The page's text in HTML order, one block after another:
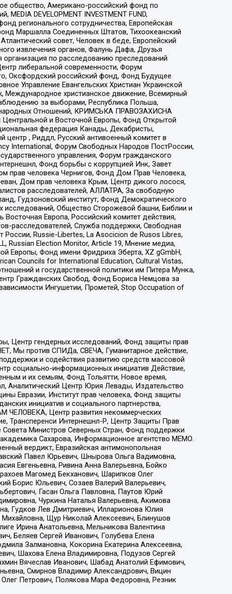
общество, Американо-российский фонд по
DEVELOPMENT INVESTMENT FUND,
регионального сотрудничества, Европейская
Маршалла Соединенных Штатов, Тихоокеанский
совет, Человек в беде, Европейский
извлечения органов, Фалунь Дафа, Друзья
по расследованию преследований
либеральной современности, Форум
Оксфордский российский фонд, Фонд Будущее
Управление Евангельских Христиан Украинской
христианское движение, Всемирный
за выборами, Республика Польша,
Отношений, КРИМСЬКА ПРАВОЗАХИСНА
Центральной и Восточной Европы, Фонд Открытой
федерация Канады, Декабристы,
, Риддл, Русский антивоенный комитет в
International, Форум Свободных Народов ПостРоссии,
управления, Форум гражданского
Фонд борьбы с коррупцией Инк, Завет
прав человека Чернигов, Фонд Дом Прав Человека,
Дом прав человека Крым, Центр дикого лосося,
расследователей, АЛЛАТРА, За свободную
Гудзоновский институт, Фонд Демократического
исследований, Общество Сторожевой башни, Библии и
Европа, Российский комитет действия,
расследователей, Служба поддержки, Свободная
Russie-Libertes, La Asocicion de Rusos Libres,
Russian Election Monitor, Article 19, Мнение медиа,
Европы, Фонд имени Фридриха Эберта, XZ gGmbH,
Councils for International Education, Cultural Vistas,
и государственной политики им Питера Мунка,
Гражданских Свобод, Фонд Бориса Немцова за
Ингушетии, Прометей, Stop Occupation of
Центр гендерных исследований, Фонд защиты прав
Мы против СПИДа, СВЕЧА, Гуманитарное действие,
и содействия развитию средств массовой
социально-информационных инициатив Действие,
и их семьям, Фонд Тольятти, Новое время,
Аналитический Центр Юрия Левады, Издательство
Евразии, Институт прав человека, Фонд защиты
инициатив и социального партнерства,
ЧЕЛОВЕКА, Центр развития некоммерческих
Трансперенси Интернешнл-Р, Центр Защиты Прав
Министров Северных Стран, Фонд поддержки
Сахарова, Информационное агентство МЕМО.
вердикт, Евразийская антимонопольная
Павел Юрьевич, Шнырова Ольга Вадимовна,
Евгеньевна, Ривина Анна Валерьевна, Бойко
Магомед Бекханович, Шарипков Олег
Борис Юльевич, Созаев Валерий Валерьевич,
Гасан Ольга Павловна, Паутов Юрий
Чуркина Наталья Валерьевна, Акимова
Гудков Лев Дмитриевич, Илларионова Юлия
Щур Николай Алексеевич, Блинушов
Ирина Анатольевна, Мельникова Валентина
Беляев Сергей Иванович, Голубева Елена
Залмановна, Кокорина Екатерина Алексеевна,
Шахова Елена Владимировна, Подузов Сергей
Вячеслав Иванович, Шабад Анатолий Ефимович,
Смирнов Владимир Александрович, Вицин
Петрович, Полякова Мара Федоровна, Резник